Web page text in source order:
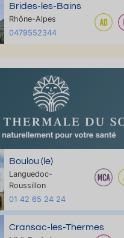
Brides-les-Bains
Rhône-Alpes
0479552344
Boulou (le)
Languedoc-
Roussillon
01 42 65 24 24
Cransac-les-Thermes